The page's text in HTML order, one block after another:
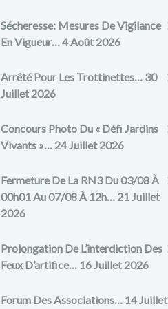
Sécheresse: Mesures De Vigilance
En Vigueur…4 Août 2026
Arrêté Pour Les Trottinettes… 30
Juillet 2026
Concours Photo Du « Défi Jardins
Vivants »… 24 Juillet 2026
Fermeture De La RN3 Du 03/08 À
00h01 Au 07/08 À 12h… 21 Juillet
2026
Prolongation De L’interdiction Des
Feux D’artifice… 16 Juillet 2026
Forum Des Associations… 14 Juillet